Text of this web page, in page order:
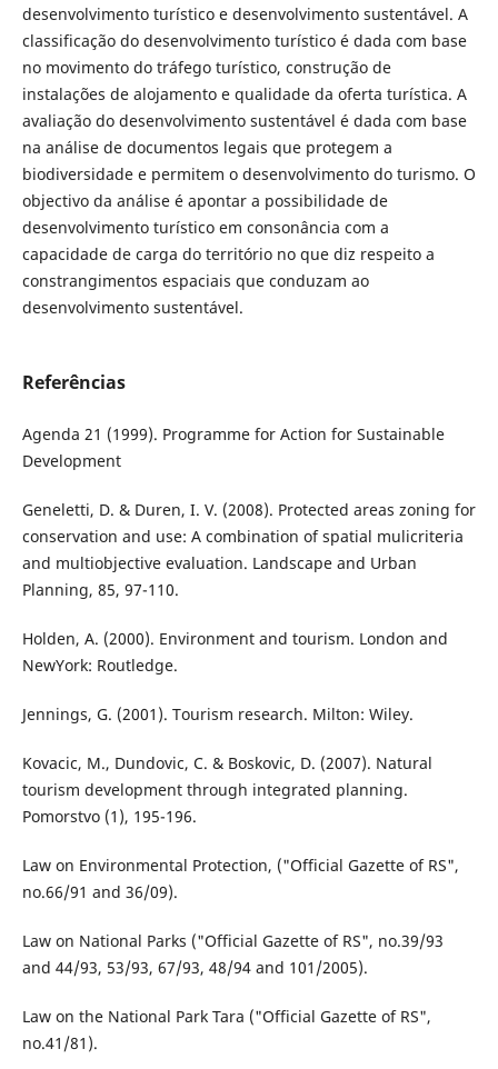
desenvolvimento turístico e desenvolvimento sustentável. A
classificação do desenvolvimento turístico é dada com base
no movimento do tráfego turístico, construção de
instalações de alojamento e qualidade da oferta turística. A
avaliação do desenvolvimento sustentável é dada com base
na análise de documentos legais que protegem a
biodiversidade e permitem o desenvolvimento do turismo. O
objectivo da análise é apontar a possibilidade de
desenvolvimento turístico em consonância com a
capacidade de carga do território no que diz respeito a
constrangimentos espaciais que conduzam ao
desenvolvimento sustentável.
Referências
Agenda 21 (1999). Programme for Action for Sustainable
Development
Geneletti, D. & Duren, I. V. (2008). Protected areas zoning for
conservation and use: A combination of spatial mulicriteria
and multiobjective evaluation. Landscape and Urban
Planning, 85, 97-110.
Holden, A. (2000). Environment and tourism. London and
NewYork: Routledge.
Jennings, G. (2001). Tourism research. Milton: Wiley.
Kovacic, M., Dundovic, C. & Boskovic, D. (2007). Natural
tourism development through integrated planning.
Pomorstvo (1), 195-196.
Law on Environmental Protection, ("Official Gazette of RS",
no.66/91 and 36/09).
Law on National Parks ("Official Gazette of RS", no.39/93
and 44/93, 53/93, 67/93, 48/94 and 101/2005).
Law on the National Park Tara ("Official Gazette of RS",
no.41/81).